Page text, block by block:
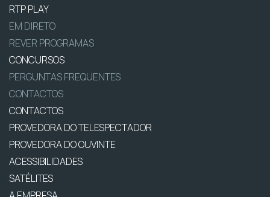
RTP PLAY
EM DIRETO
REVER PROGRAMAS
CONCURSOS
PERGUNTAS FREQUENTES
CONTACTOS
CONTACTOS
PROVEDORA DO TELESPECTADOR
PROVEDORA DO OUVINTE
ACESSIBILIDADES
SATÉLITES